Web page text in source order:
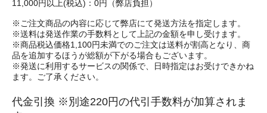
11,000円以上(税込)：0円（弊店負担）
※ご注文商品の内容に応じて弊店にて発送方法を指定します。
※送料は発送作業の手数料として上記の金額を申し受けます。
※商品税込価格1,100円未満でのご注文は送料が割高となり、商
品を追加するほうが総額が下がる場合もございます。
※発送に利用するサービスの関係で、日時指定はお受けできかね
ます。ご了承ください。
代金引換 ※別途220円の代引手数料が加算されま